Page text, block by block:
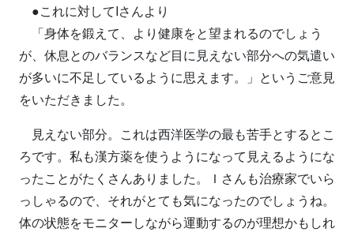
●これに対してIさんより
「身体を鍛えて、より健康をと望まれるのでしょう
が、休息とのバランスなど目に見えない部分への気遣い
が多いに不足しているように思えます。」というご意見
をいただきました。
見えない部分。これは西洋医学の最も苦手とするとこ
ろです。私も漢方薬を使うようになって見えるようにな
ったことがたくさんありました。Ｉさんも治療家でいら
っしゃるので、それがとても気になったのでしょうね。
体の状態をモニターしながら運動するのが理想かもしれ